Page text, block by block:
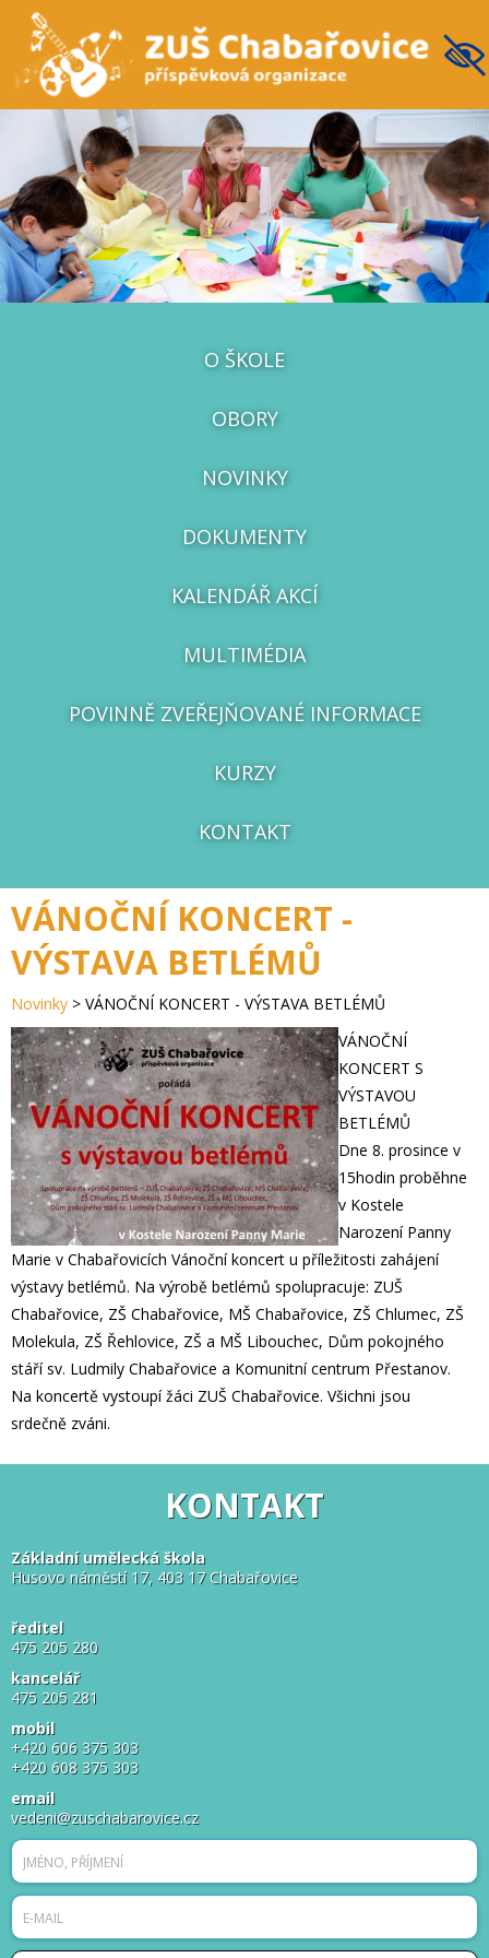
O ŠKOLE
OBORY
NOVINKY
DOKUMENTY
KALENDÁŘ AKCÍ
MULTIMÉDIA
POVINNĚ ZVEŘEJŇOVANÉ INFORMACE
KURZY
KONTAKT
VÁNOČNÍ KONCERT -
VÝSTAVA BETLÉMŮ
Novinky > VÁNOČNÍ KONCERT - VÝSTAVA BETLÉMŮ
VÁNOČNÍ
KONCERT S
VÝSTAVOU
BETLÉMŮ
Dne 8. prosince v
15hodin proběhne
v Kostele
Narození Panny
Marie v Chabařovicích Vánoční koncert u příležitosti zahájení
výstavy betlémů. Na výrobě betlémů spolupracuje: ZUŠ
Chabařovice, ZŠ Chabařovice, MŠ Chabařovice, ZŠ Chlumec, ZŠ
Molekula, ZŠ Řehlovice, ZŠ a MŠ Libouchec, Dům pokojného
stáří sv. Ludmily Chabařovice a Komunitní centrum Přestanov.
Na koncertě vystoupí žáci ZUŠ Chabařovice. Všichni jsou
srdečně zváni.
KONTAKT
Základní umělecká škola
Husovo náměstí 17, 403 17 Chabařovice
ředitel
475 205 280
kancelář
475 205 281
mobil
+420 606 375 303
+420 608 375 303
email
vedeni@zuschabarovice.cz